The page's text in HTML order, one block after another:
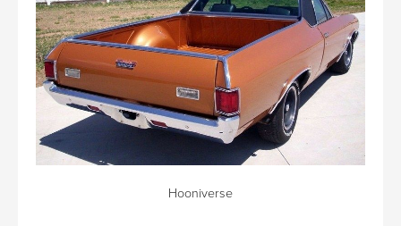
Hooniverse